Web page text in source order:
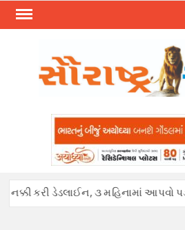
Skip
ડેડલાઈન, ૩ મહિનામાં આપવો પડશે ચુકાદો.